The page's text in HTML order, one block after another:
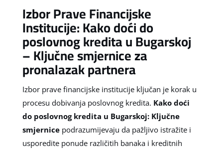
Izbor Prave Financijske
Institucije: Kako doći do
poslovnog kredita u Bugarskoj
– Ključne smjernice za
pronalazak partnera
Izbor prave financijske institucije ključan je korak u
procesu dobivanja poslovnog kredita. Kako doći
do poslovnog kredita u Bugarskoj: Ključne
smjernicepodrazumijevaju da pažljivo istražite i
usporedite ponude različitih banaka i kreditnih